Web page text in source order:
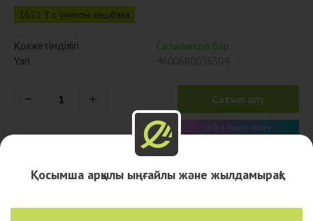
1651 ₸ с учётом кешбэка
Қолжетімділігі
Сатылымда бар
Үлгі
Сатып алу
0-0-4 бөліп төлеу
Қосымша арқылы ыңғайлы және жылдамырақ!